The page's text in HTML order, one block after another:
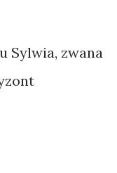
Sylwia, zwana